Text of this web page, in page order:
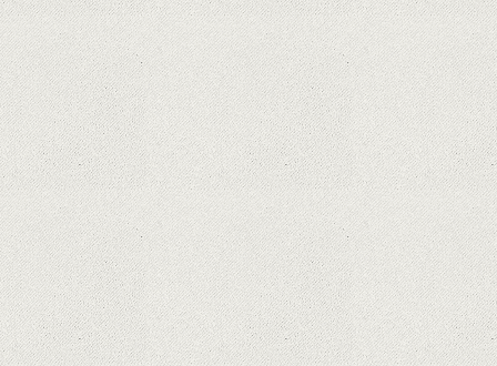
Google în Oracle Java Fight
Zvon: aplicațiile Google nu se mai pot instala pe
terminalele Huawei cu procesoare Kirin
Huawei P50 primeşte o posibilă dată de lansare
şi e mai curând decât credeam; Are cameră
telephoto cu zoom optic variabil